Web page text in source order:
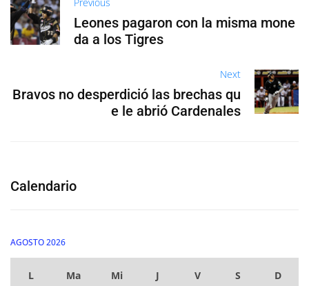
Leones pagaron con la misma mone
da a los Tigres
Next
Bravos no desperdició las brechas qu
e le abrió Cardenales
Calendario
AGOSTO 2026
L Ma Mi J V S D